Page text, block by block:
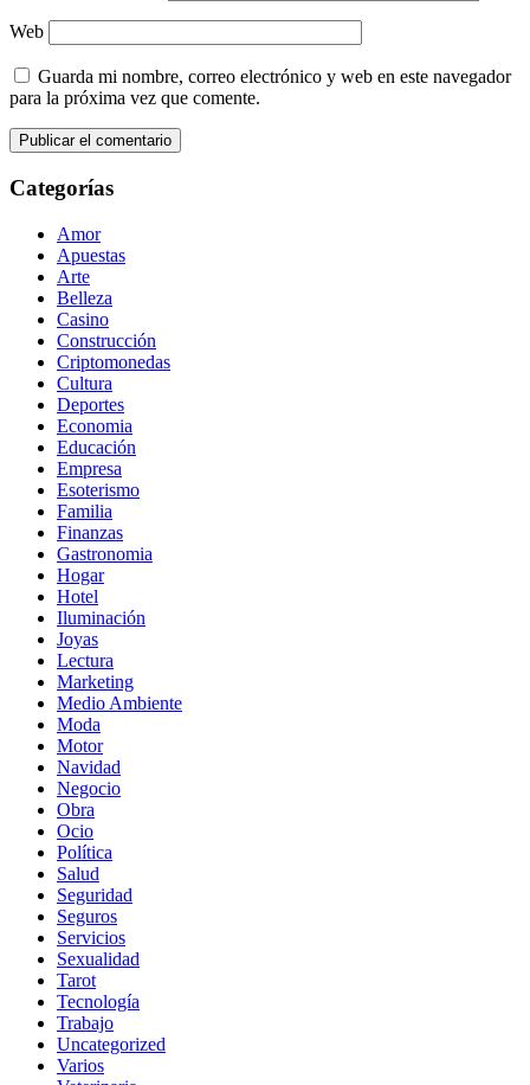
Web
Guarda mi nombre, correo electrónico y web en este navegador
para la próxima vez que comente.
Categorías
Amor
Apuestas
Arte
Belleza
Casino
Construcción
Criptomonedas
Cultura
Deportes
Economia
Educación
Empresa
Esoterismo
Familia
Finanzas
Gastronomia
Hogar
Hotel
Iluminación
Joyas
Lectura
Marketing
Medio Ambiente
Moda
Motor
Navidad
Negocio
Obra
Ocio
Política
Salud
Seguridad
Seguros
Servicios
Sexualidad
Tarot
Tecnología
Trabajo
Uncategorized
Varios